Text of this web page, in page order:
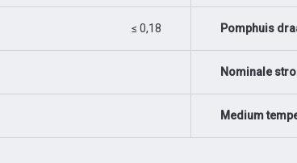
≤ 0,18 Pomphuis
Nominale
Medium